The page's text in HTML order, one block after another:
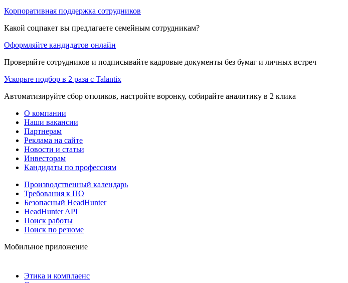
Корпоративная поддержка сотрудников
Какой соцпакет вы предлагаете семейным сотрудникам?
Оформляйте кандидатов онлайн
Проверяйте сотрудников и подписывайте кадровые документы без бумаг и личных встреч
Ускорьте подбор в 2 раза с Talantix
Автоматизируйте сбор откликов, настройте воронку, собирайте аналитику в 2 клика
О компании
Наши вакансии
Партнерам
Реклама на сайте
Новости и статьи
Инвесторам
Кандидаты по профессиям
Производственный календарь
Требования к ПО
Безопасный HeadHunter
HeadHunter API
Поиск работы
Поиск по резюме
Мобильное приложение
Этика и комплаенс